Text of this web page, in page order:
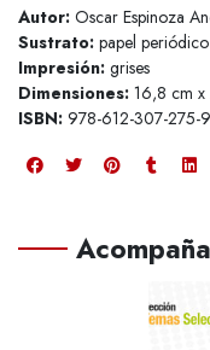
Autor: Oscar Espinoza
Sustrato: papel periódico
Impresión: grises
Dimensiones: 16,8 cm x
ISBN: 978-612-307-275-9